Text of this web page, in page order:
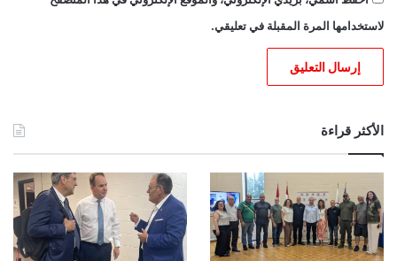
لاستخدامها المرة المقبلة في تعليقي.
الأكثر قراءة